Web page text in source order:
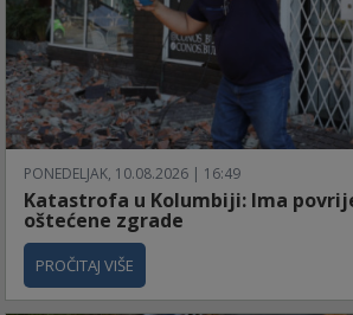
PONEDELJAK, 10.08.2026 | 16:49
Katastrofa u Kolumbiji: Ima
oštećene zgrade
PROČITAJ VIŠE